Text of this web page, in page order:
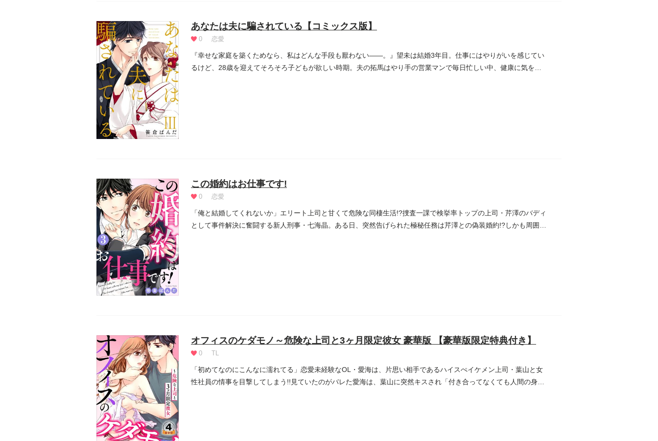
あなたは夫に騙されている【コミックス版】
0 恋愛
『幸せな家庭を築くためなら、私はどんな手段も厭わない――。』望未は結婚3年目。仕事にはやりがいを感じてい
るけど、28歳を迎えてそろそろ子どもが欲しい時期。夫の拓馬はやり手の営業マンで毎日忙しい中、健康に気を遣
この婚約はお仕事です!
0 恋愛
「俺と結婚してくれないか」エリート上司と甘くて危険な同棲生活!?捜査一課で検挙率トップの上司・芹澤のバディ
として事件解決に奮闘する新人刑事・七海晶。ある日、突然告げられた極秘任務は芹澤との偽装婚約!?しかも周囲
オフィスのケダモノ～危険な上司と3ヶ月限定彼女 豪華版 【豪華版限定特典付き】
0 TL
「初めてなのにこんなに濡れてる」恋愛未経験なOL・愛海は、片思い相手であるハイスぺイケメン上司・葉山と女
性社員の情事を目撃してしまう!!見ていたのがバレた愛海は、葉山に突然キスされ「付き合ってなくても人間の身体